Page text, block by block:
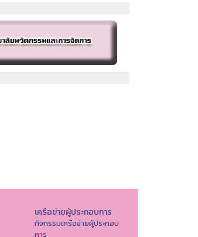
เครือข่ายผู้ประกอบการ
กิจกรรมเครือข่ายผู้ประกอบ
การ